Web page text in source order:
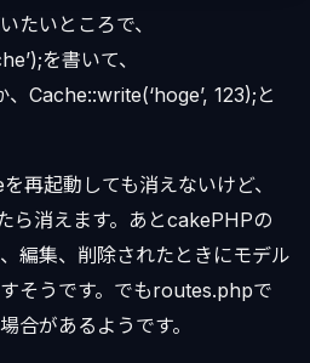
たいところで、
を書いて、
Cache::write(‘hoge’, 123);と
再起動しても消えないけど、
ら消えます。あとcakePHPの
編集、削除されたときにモデル
そうです。でもroutes.phpで
合があるようです。